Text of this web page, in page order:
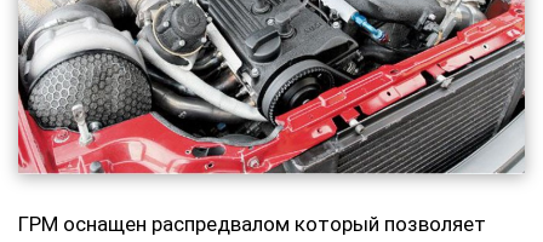
ГРМ оснащен распредвалом который позволяет